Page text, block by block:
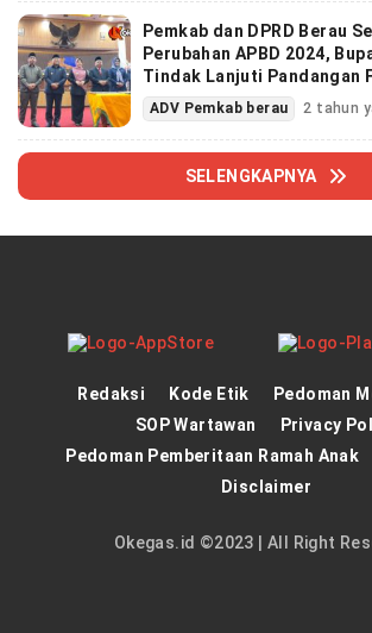
Pemkab dan DPRD Berau
Perubahan APBD 2024,
Tindak Lanjuti Pandangan
ADV Pemkab berau 2 tahun
SELENGKAPNYA
Redaksi Kode Etik
Pedoman
SOP Wartawan
Privacy
Pedoman Pemberitaan Ramah Anak
Disclaimer
Okegas.id ©2023 | All Right